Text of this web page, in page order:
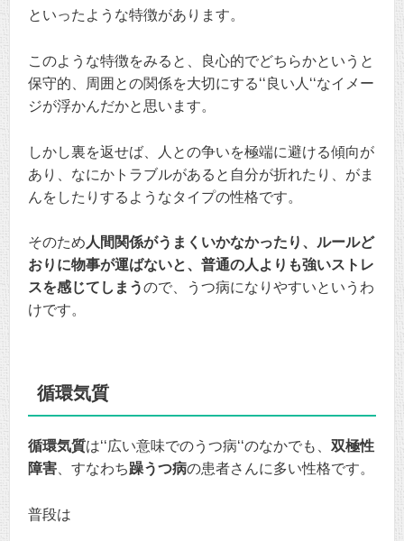
といったような特徴があります。
このような特徴をみると、良心的でどちらかというと
保守的、周囲との関係を大切にする‘‘良い人‘‘なイメー
ジが浮かんだかと思います。
しかし裏を返せば、人との争いを極端に避ける傾向が
あり、なにかトラブルがあると自分が折れたり、がま
んをしたりするようなタイプの性格です。
そのため 人間関係がうまくいかなかったり、ルールど
おりに物事が運ばないと、普通の人よりも強いストレ
スを感じてしまうので、うつ病になりやすいというわ
けです。
循環気質
循環気質は‘‘広い意味でのうつ病‘‘のなかでも、 双極性
障害 、すなわち躁うつ病の患者さんに多い性格です。
普段は